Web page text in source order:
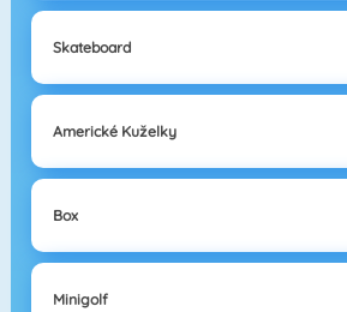
Skateboard
Americké Kuželky
Box
Minigolf